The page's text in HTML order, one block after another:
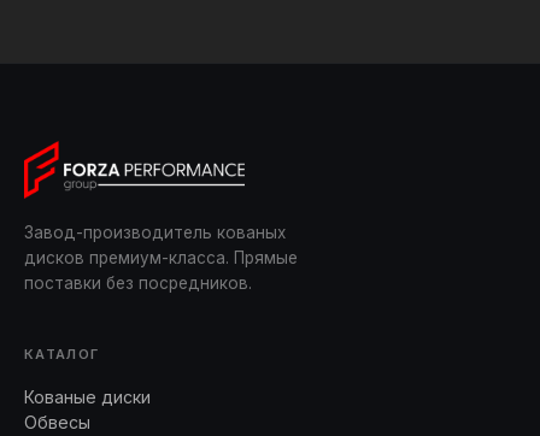
Завод-производитель кованых
дисков премиум-класса. Прямые
поставки без посредников.
КАТАЛОГ
Кованые диски
Обвесы